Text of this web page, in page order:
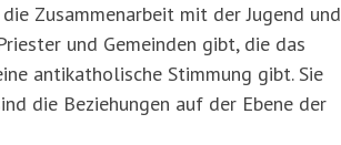
Zusammenarbeit mit der Jugend und
und Gemeinden gibt, die das
antikatholische Stimmung gibt. Sie
die Beziehungen auf der Ebene der